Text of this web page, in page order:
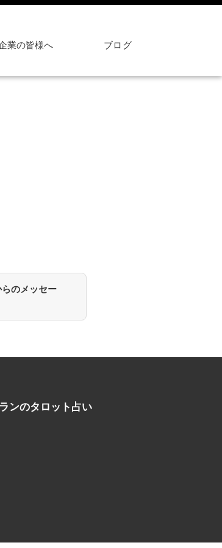
業の皆様へ ブログ
らのメッセー
ンのタロット占い